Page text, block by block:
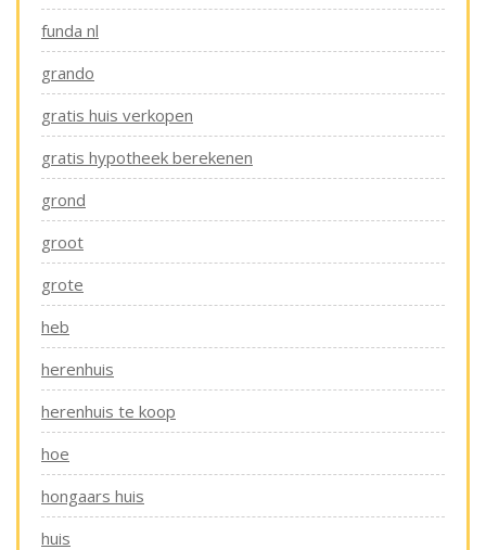
funda nl
grando
gratis huis verkopen
gratis hypotheek berekenen
grond
groot
grote
heb
herenhuis
herenhuis te koop
hoe
hongaars huis
huis